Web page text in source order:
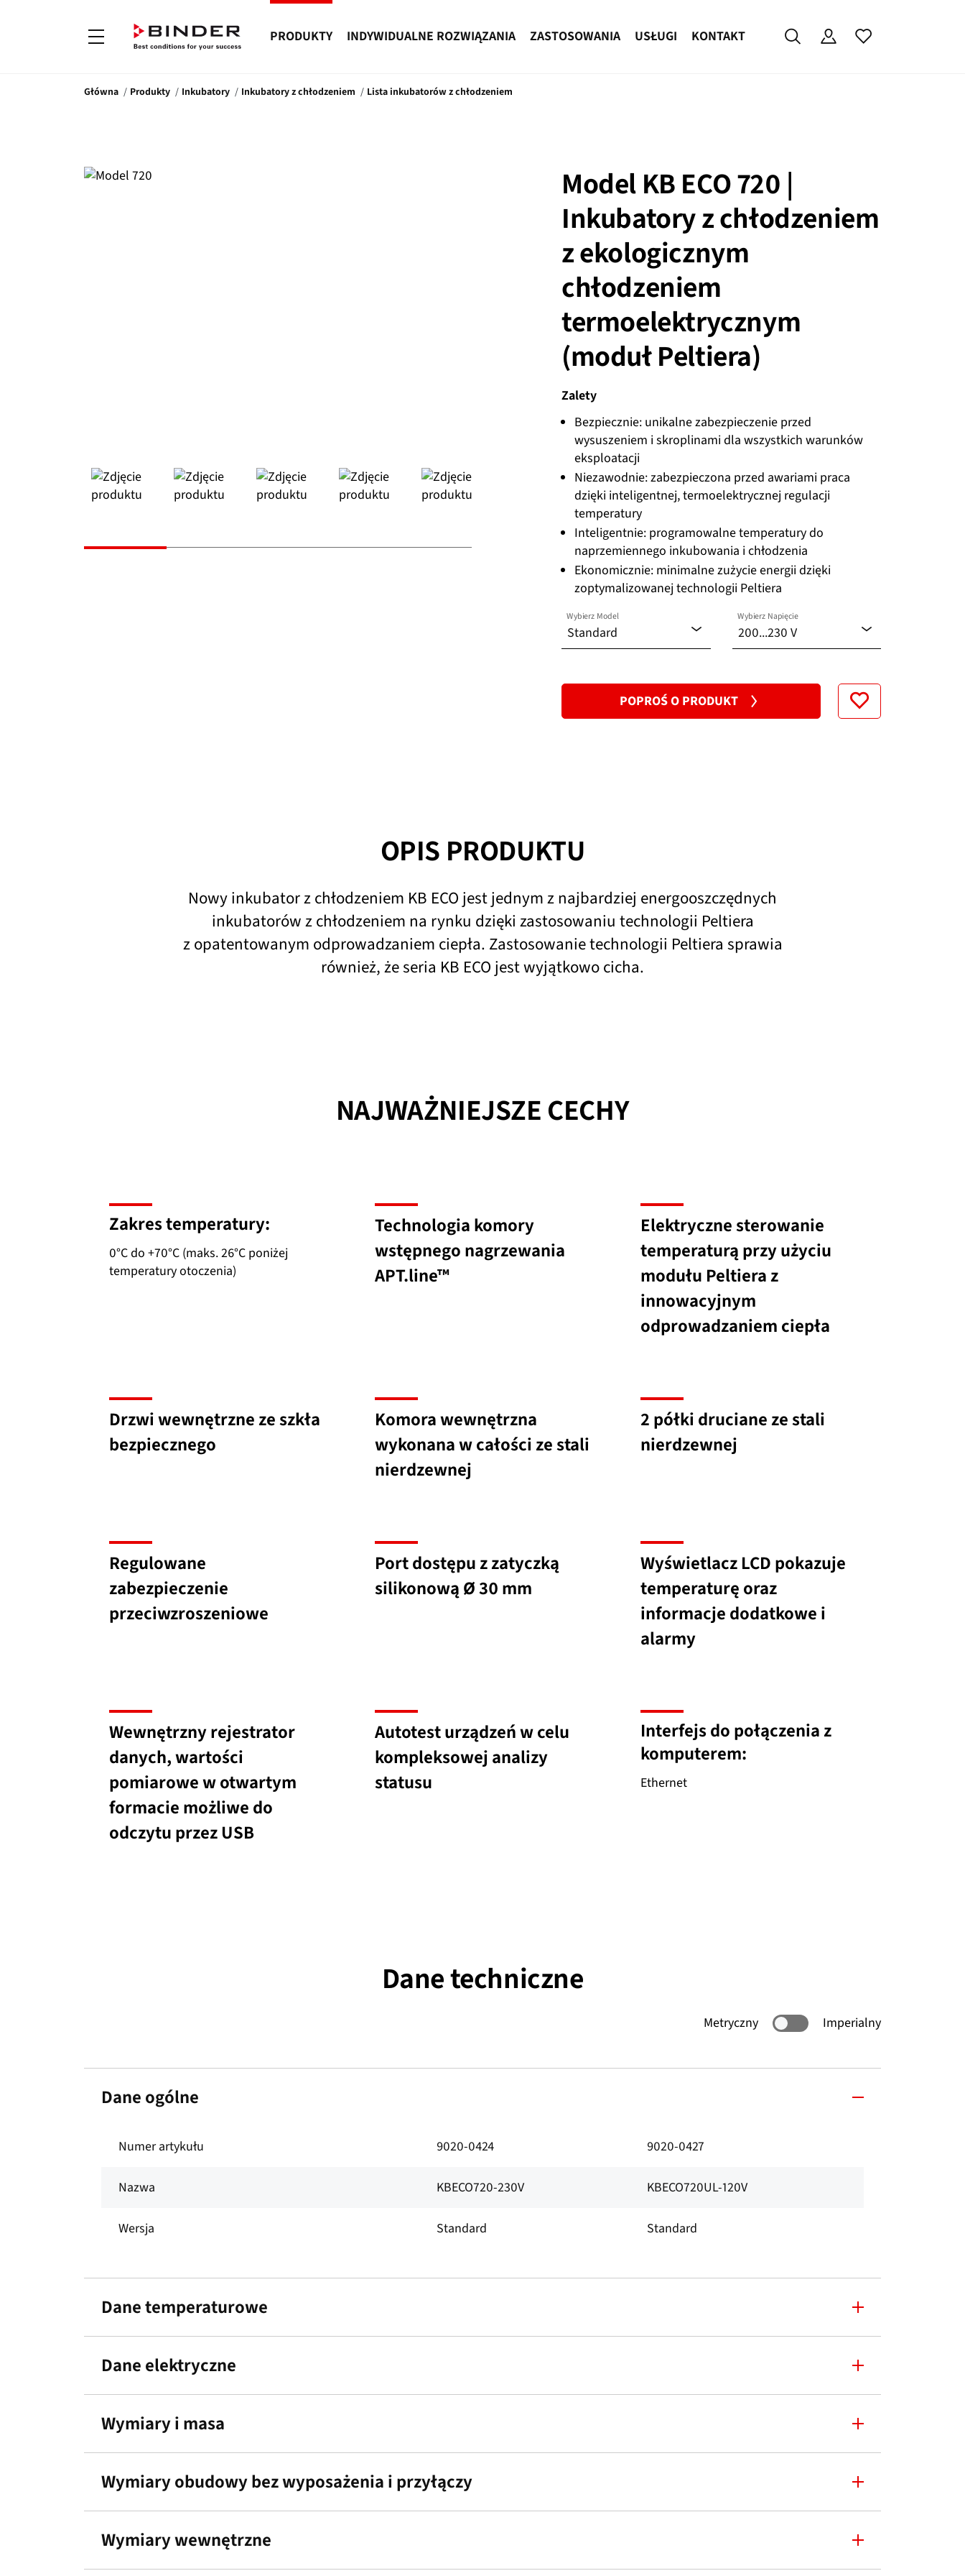
PRODUKTY INDYWIDUALNE ROZWIĄZANIA ZASTOSOWANIA USŁUGI KONTAKT
Główna Produkty Inkubatory Inkubatory z chłodzeniem Lista inkubatorów z chłodzeniem
Model KB ECO 720 |
Inkubatory z chłodzeniem
z ekologicznym
chłodzeniem
termoelektrycznym
(moduł Peltiera)
Zalety
Bezpiecznie: unikalne zabezpieczenie przed
wysuszeniem i skroplinami dla wszystkich warunków
eksploatacji
Niezawodnie: zabezpieczona przed awariami praca
dzięki inteligentnej, termoelektrycznej regulacji
temperatury
Inteligentnie: programowalne temperatury do
naprzemiennego inkubowania i chłodzenia
Ekonomicznie: minimalne zużycie energii dzięki
zoptymalizowanej technologii Peltiera
Standard
Wybierz Model
200...230 V
Wybierz Napięcie
200...230 V
POPROŚ O PRODUKT
OPIS PRODUKTU
Nowy inkubator z chłodzeniem KB ECO jest jednym z najbardziej energooszczędnych
inkubatorów z chłodzeniem na rynku dzięki zastosowaniu technologii Peltiera
z opatentowanym odprowadzaniem ciepła. Zastosowanie technologii Peltiera sprawia
również, że seria KB ECO jest wyjątkowo cicha.
NAJWAŻNIEJSZE CECHY
Zakres temperatury:
0°C do +70°C (maks. 26°C poniżej
temperatury otoczenia)
Technologia komory
wstępnego nagrzewania
APT.line™
Elektryczne sterowanie
temperaturą przy użyciu
modułu Peltiera z
innowacyjnym
odprowadzaniem ciepła
Drzwi wewnętrzne ze szkła
bezpiecznego
Komora wewnętrzna
wykonana w całości ze stali
nierdzewnej
2 półki druciane ze stali
nierdzewnej
Regulowane
zabezpieczenie
przeciwzroszeniowe
Port dostępu z zatyczką
silikonową Ø 30 mm
Wyświetlacz LCD pokazuje
temperaturę oraz
informacje dodatkowe i
alarmy
Wewnętrzny rejestrator
danych, wartości
pomiarowe w otwartym
formacie możliwe do
odczytu przez USB
Autotest urządzeń w celu
kompleksowej analizy
statusu
Interfejs do połączenia z
komputerem:
Ethernet
Dane techniczne
Metryczny Imperialny
Dane ogólne
Numer artykułu 9020-0424 9020-0427
Nazwa KBECO720-230V KBECO720UL-120V
Wersja Standard Standard
Dane temperaturowe
Dane elektryczne
Wymiary i masa
Wymiary obudowy bez wyposażenia i przyłączy
Wymiary wewnętrzne